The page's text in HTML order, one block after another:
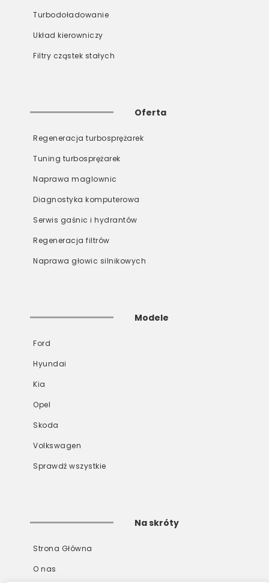
Turbodoładowanie
Układ kierowniczy
Filtry cząstek stałych
Oferta
Regeneracja turbosprężarek
Tuning turbosprężarek
Naprawa maglownic
Diagnostyka komputerowa
Serwis gaśnic i hydrantów
Regeneracja filtrów
Naprawa głowic silnikowych
Modele
Ford
Hyundai
Kia
Opel
Skoda
Volkswagen
Sprawdź wszystkie
Na skróty
Strona Główna
O nas